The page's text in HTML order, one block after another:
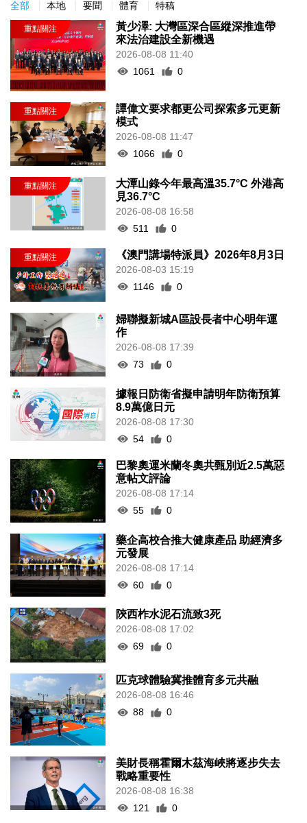
全部 本地 要聞 體育 特稿
黃少澤: 大灣區深合區縱深推進帶
來法治建設全新機遇
2026-08-08 11:40
1061
0
譚偉文要求都更公司探索多元更新
模式
2026-08-08 11:47
1066
0
大潭山錄今年最高溫35.7°C 外港高
見36.7°C
2026-08-08 16:58
511
0
《澳門講場特派員》2026年8月3日
2026-08-03 15:19
1146
0
婦聯擬新城A區設長者中心明年運
作
2026-08-08 17:39
73
0
據報日防衛省擬申請明年防衛預算
8.9萬億日元
2026-08-08 17:30
54
0
巴黎奧運米蘭冬奧共甄別近2.5萬惡
意帖文評論
2026-08-08 17:14
55
0
藥企高校合推大健康產品 助經濟多
元發展
2026-08-08 17:14
60
0
陝西柞水泥石流致3死
2026-08-08 17:02
69
0
匹克球體驗冀推體育多元共融
2026-08-08 16:46
88
0
美財長稱霍爾木茲海峽將逐步失去
戰略重要性
2026-08-08 16:38
121
0